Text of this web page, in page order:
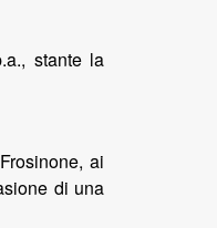
stante la
ai
di una